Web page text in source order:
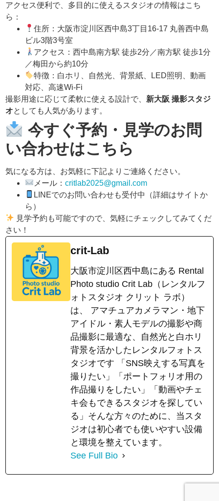
アクセス便利で、多目的に使えるスタジオの情報はこち
ら：
住所：大阪市淀川区西中島3丁目16-17 丸善西中島
ビル3階3号室
アクセス：西中島南方駅 徒歩2分／南方駅 徒歩1分
／梅田から約10分
特徴：白ホリ、自然光、背景紙、LED照明、動画
対応、高速Wi-Fi
撮影用途に応じて柔軟に使える設計で、 新大阪 撮影スタジ
オとしても人気があります。
今すぐ予約・見学のお問
い合わせはこちら
気になる方は、お気軽に下記よりご連絡ください。
メール：critlab2025@gmail.com
LINEでのお問い合わせも受付中（詳細はサイトか
ら）
見学予約も可能ですので、気軽にチェックしてみてくだ
さい！
crit-Lab
大阪市淀川区西中島にある Rental
Photo studio Crit Lab（レンタルフ
ォトスタジオ クリット ラボ）
は、 アマチュアカメラマン・地下
アイドル・素人モデルの撮影や商
品撮影に最適な、自然光と白ホリ
背景を活かしたレンタルフォトス
タジオです 「SNS映えする写真を
撮りたい」「ポートフォリオ用の
作品撮りをしたい」「動画やチェ
キ会もできるスタジオを探してい
る」そんな方々のために、当スタ
ジオは初心者でも使いやすい設備
と環境を整えています。
See Full Bio